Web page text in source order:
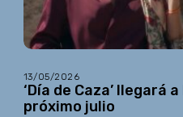
13/05/2026
‘Día de Caza’ llegará
próximo julio